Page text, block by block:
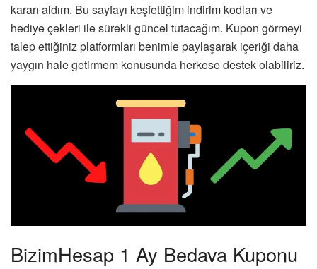
kararı aldım. Bu sayfayı keşfettiğim indirim kodları ve
hediye çekleri ile sürekli güncel tutacağım. Kupon görmeyi
talep ettiğiniz platformları benimle paylaşarak içeriği daha
yaygın hale getirmem konusunda herkese destek olabiliriz.
BizimHesap 1 Ay Bedava Kuponu